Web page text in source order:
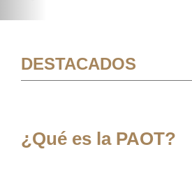
DESTACADOS
¿Qué es la PAOT?